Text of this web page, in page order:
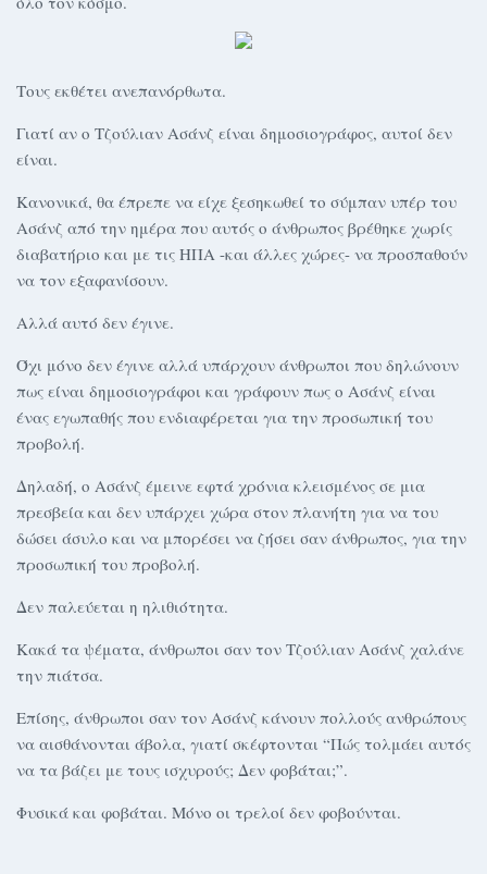
Τους εκθέτει ανεπανόρθωτα.
Γιατί αν ο Τζούλιαν Ασάνζ είναι δημοσιογράφος, αυτοί δεν
είναι.
Κανονικά, θα έπρεπε να είχε ξεσηκωθεί το σύμπαν υπέρ του
Ασάνζ από την ημέρα που αυτός ο άνθρωπος βρέθηκε χωρίς
διαβατήριο και με τις ΗΠΑ -και άλλες χώρες- να προσπαθούν
να τον εξαφανίσουν.
Αλλά αυτό δεν έγινε.
Όχι μόνο δεν έγινε αλλά υπάρχουν άνθρωποι που δηλώνουν
πως είναι δημοσιογράφοι και γράφουν πως ο Ασάνζ είναι
ένας εγωπαθής που ενδιαφέρεται για την προσωπική του
προβολή.
Δηλαδή, ο Ασάνζ έμεινε εφτά χρόνια κλεισμένος σε μια
πρεσβεία και δεν υπάρχει χώρα στον πλανήτη για να του
δώσει άσυλο και να μπορέσει να ζήσει σαν άνθρωπος, για την
προσωπική του προβολή.
Δεν παλεύεται η ηλιθιότητα.
Κακά τα ψέματα, άνθρωποι σαν τον Τζούλιαν Ασάνζ χαλάνε
την πιάτσα.
Επίσης, άνθρωποι σαν τον Ασάνζ κάνουν πολλούς ανθρώπους
να αισθάνονται άβολα, γιατί σκέφτονται “Πώς τολμάει αυτός
να τα βάζει με τους ισχυρούς; Δεν φοβάται;”.
Φυσικά και φοβάται. Μόνο οι τρελοί δεν φοβούνται.